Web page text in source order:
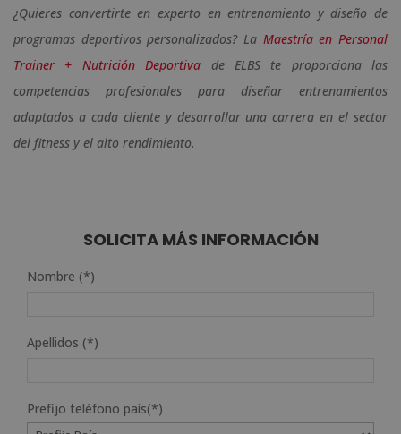
¿Quieres convertirte en experto en entrenamiento y diseño de
programas deportivos personalizados? La Maestría en Personal
Trainer + Nutrición Deportiva de ELBS te proporciona las
competencias profesionales para diseñar entrenamientos
adaptados a cada cliente y desarrollar una carrera en el sector
del fitness y el alto rendimiento.
SOLICITA MÁS INFORMACIÓN
Nombre (*)
Apellidos (*)
Prefijo teléfono país(*)